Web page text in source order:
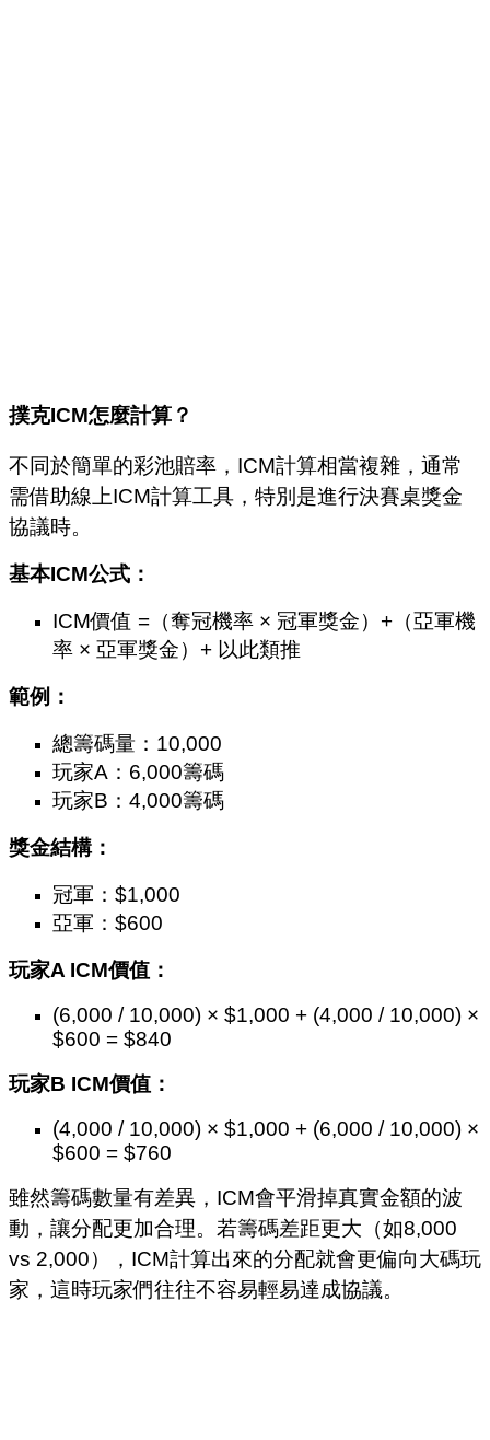
撲克ICM怎麼計算？
不同於簡單的彩池賠率，ICM計算相當複雜，通常
需借助線上ICM計算工具，特別是進行決賽桌獎金
協議時。
基本ICM公式：
ICM價值 =（奪冠機率 × 冠軍獎金）+（亞軍機
率 × 亞軍獎金）+ 以此類推
範例：
總籌碼量：10,000
玩家A：6,000籌碼
玩家B：4,000籌碼
獎金結構：
冠軍：$1,000
亞軍：$600
玩家A ICM價值：
(6,000 / 10,000) × $1,000 + (4,000 / 10,000) ×
$600 = $840
玩家B ICM價值：
(4,000 / 10,000) × $1,000 + (6,000 / 10,000) ×
$600 = $760
雖然籌碼數量有差異，ICM會平滑掉真實金額的波
動，讓分配更加合理。若籌碼差距更大（如8,000
vs 2,000），ICM計算出來的分配就會更偏向大碼玩
家，這時玩家們往往不容易輕易達成協議。